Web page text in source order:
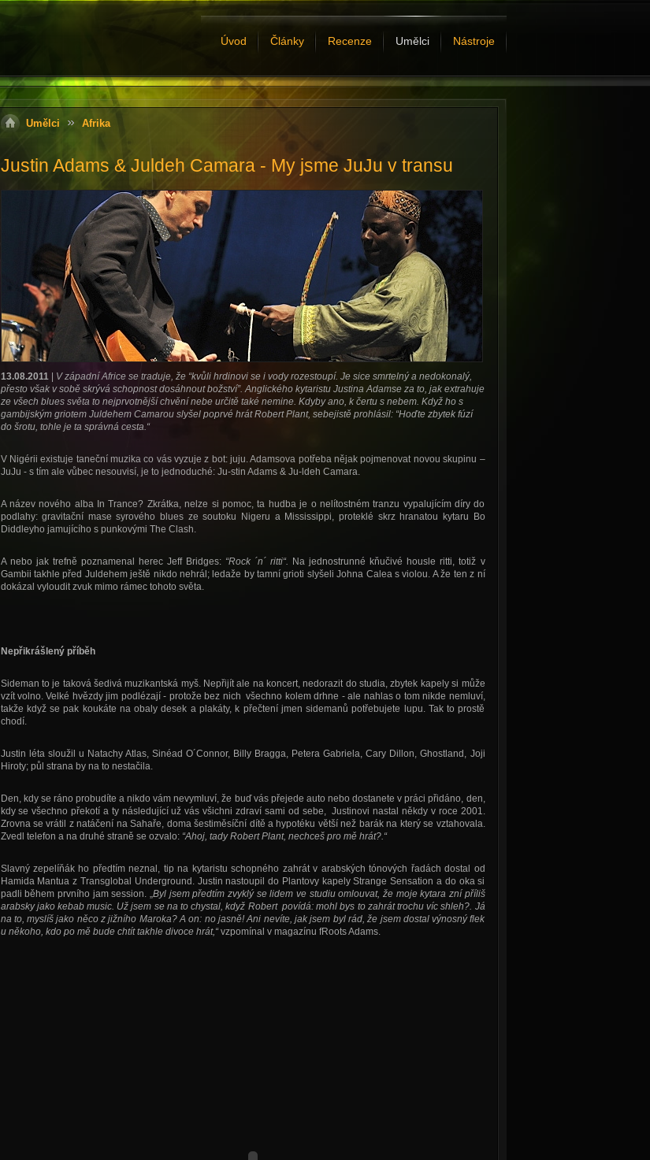
Úvod Články Recenze Umělci Nástroje
Umělci Afrika
Justin Adams & Juldeh Camara - My jsme JuJu v transu
13.08.2011|
V západní Africe se traduje, že “kvůli hrdinovi se i vody rozestoupí. Je sice smrtelný a nedokonalý,
přesto však v sobě skrývá schopnost dosáhnout božství”. Anglického kytaristu Justina Adamse za to, jak extrahuje
ze všech blues světa to nejprvotnější chvění nebe určitě také nemine. Kdyby ano, k čertu s nebem. Když ho s
gambijským griotem Juldehem Camarou slyšel poprvé hrát Robert Plant, sebejistě prohlásil: “Hoďte zbytek fúzí
do šrotu, tohle je ta správná cesta.“
V Nigérii existuje taneční muzika co vás vyzuje z bot: juju. Adamsova potřeba nějak pojmenovat novou skupinu –
JuJu - s tím ale vůbec nesouvisí, je to jednoduché: Ju-stin Adams & Ju-ldeh Camara.
A název nového alba In Trance? Zkrátka, nelze si pomoc, ta hudba je o nelítostném tranzu vypalujícím díry do
podlahy: gravitační mase syrového blues ze soutoku Nigeru a Mississippi, proteklé skrz hranatou kytaru Bo
Diddleyho jamujícího s punkovými The Clash.
A nebo jak trefně poznamenal herec Jeff Bridges: “Rock ´n´ ritti“. Na jednostrunné kňučivé housle ritti, totiž v
Gambii takhle před Juldehem ještě nikdo nehrál; ledaže by tamní grioti slyšeli Johna Calea s violou. A že ten z ní
dokázal vyloudit zvuk mimo rámec tohoto světa.
Nepřikrášlený příběh
Sideman to je taková šedivá muzikantská myš. Nepřijít ale na koncert, nedorazit do studia, zbytek kapely si může
vzít volno. Velké hvězdy jim podlézají - protože bez nich všechno kolem drhne - ale nahlas o tom nikde nemluví,
takže když se pak koukáte na obaly desek a plakáty, k přečtení jmen sidemanů potřebujete lupu. Tak to prostě
chodí.
Justin léta sloužil u Natachy Atlas, Sinéad O´Connor, Billy Bragga, Petera Gabriela, Cary Dillon, Ghostland, Joji
Hiroty; půl strana by na to nestačila.
Den, kdy se ráno probudíte a nikdo vám nevymluví, že buď vás přejede auto nebo dostanete v práci přidáno, den,
kdy se všechno překotí a ty následující už vás všichni zdraví sami od sebe, Justinovi nastal někdy v roce 2001.
Zrovna se vrátil z natáčení na Sahaře, doma šestiměsíční dítě a hypotéku větší než barák na který se vztahovala.
Zvedl telefon a na druhé straně se ozvalo: “Ahoj, tady Robert Plant, nechceš pro mě hrát?.“
Slavný zepelíňák ho předtím neznal, tip na kytaristu schopného zahrát v arabských tónových řadách dostal od
Hamida Mantua z Transglobal Underground. Justin nastoupil do Plantovy kapely Strange Sensation a do oka si
padli během prvního jam session. „Byl jsem předtím zvyklý se lidem ve studiu omlouvat, že moje kytara zní příliš
arabsky jako kebab music. Už jsem se na to chystal, když Robert povídá: mohl bys to zahrát trochu víc shleh?. Já
na to, myslíš jako něco z jižního Maroka? A on: no jasně! Ani nevíte, jak jsem byl rád, že jsem dostal výnosný flek
u někoho, kdo po mě bude chtít takhle divoce hrát,“vzpomínal v magazínu fRoots Adams.